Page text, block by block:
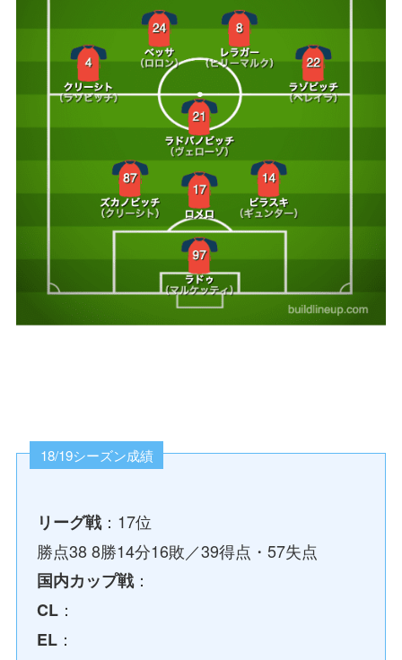
18/19シーズン成績
リーグ戦：17位
勝点38 8勝14分16敗／39得点・57失点
国内カップ戦：
CL ：
EL ：